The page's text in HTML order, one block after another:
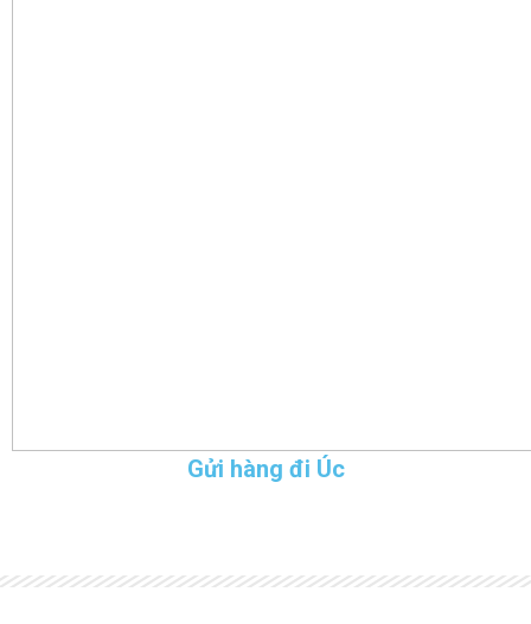
Gửi hàng đi Úc